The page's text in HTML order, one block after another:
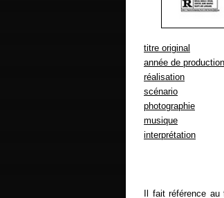
titre original
année de production
réalisation
scénario
photographie
musique
interprétation
Il fait référence au